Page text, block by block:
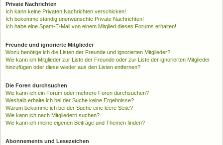
Private Nachrichten
Ich kann keine Privaten Nachrichten verschicken!
Ich bekomme ständig unerwünschte Private Nachrichten!
Ich habe eine Spam-E-Mail von einem Mitglied dieses Forums erhalten!
Freunde und ignorierte Mitglieder
Wozu benötige ich die Listen der Freunde und ignorierten Mitglieder?
Wie kann ich Mitglieder zur Liste der Freunde oder zur Liste der ignorierten Mitglieder
hinzufügen oder diese wieder aus den Listen entfernen?
Die Foren durchsuchen
Wie kann ich ein Forum oder mehrere Foren durchsuchen?
Weshalb erhalte ich bei der Suche keine Ergebnisse?
Warum bekomme ich bei der Suche eine leere Seite?
Wie kann ich nach Mitgliedern suchen?
Wie kann ich meine eigenen Beiträge und Themen finden?
Abonnements und Lesezeichen